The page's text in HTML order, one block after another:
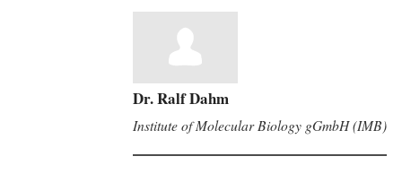
Dr. Ralf Dahm
Institute of Molecular Biology gGmbH (IMB)